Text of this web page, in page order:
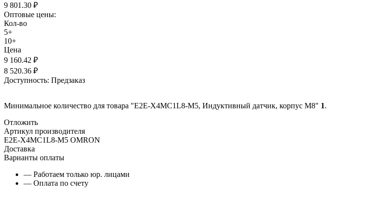
9 801.30 ₽
Оптовые цены:
Кол-во
5+
10+
Цена
9 160.42 ₽
8 520.36 ₽
Доступность: Предзаказ
Минимальное количество для товара "E2E-X4MC1L8-M5, Индуктивный датчик, корпус М8" 1.
Отложить
Артикул производителя
E2E-X4MC1L8-M5 OMRON
Доставка
Варианты оплаты
— Работаем только юр. лицами
— Оплата по счету